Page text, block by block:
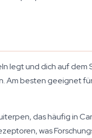
legt und dich auf dem
Am besten geeignet
das häufig in
was